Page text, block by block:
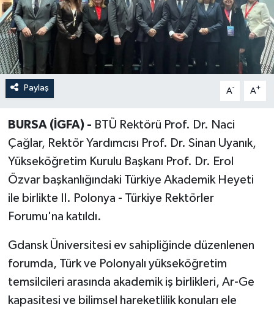
Paylaş A- A+
BURSA (İGFA) - BTÜ Rektörü Prof. Dr. Naci
Çağlar, Rektör Yardımcısı Prof. Dr. Sinan Uyanık,
Yükseköğretim Kurulu Başkanı Prof. Dr. Erol
Özvar başkanlığındaki Türkiye Akademik Heyeti
ile birlikte II. Polonya - Türkiye Rektörler
Forumu'na katıldı.
Gdansk Üniversitesi ev sahipliğinde düzenlenen
forumda, Türk ve Polonyalı yükseköğretim
temsilcileri arasında akademik iş birlikleri, Ar-Ge
kapasitesi ve bilimsel hareketlilik konuları ele